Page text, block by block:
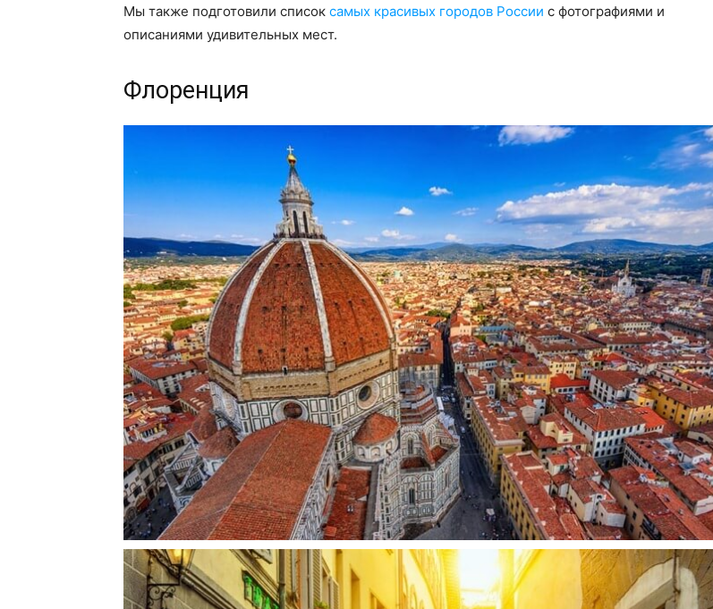
Мы также подготовили список самых красивых городов России с фотографиями и
описаниями удивительных мест.
Флоренция